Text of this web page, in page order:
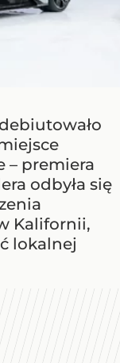
– premiera
odbyła się
Kalifornii,
lokalnej